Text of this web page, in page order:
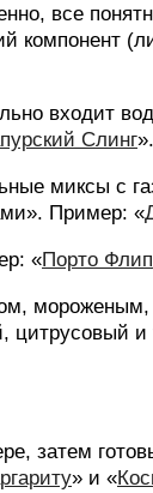
все
компонент
входит
Слинг».
миксы с
Пример: «
«Порто Флип
цитрусовый и
затем
» и «